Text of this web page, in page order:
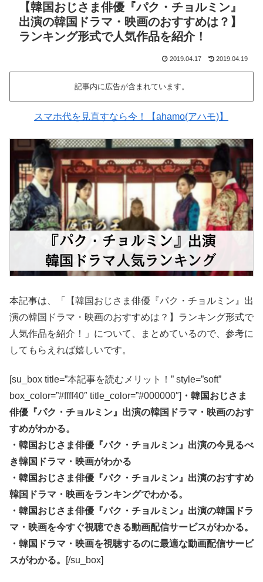
【韓国おじさま俳優『パク・チョルミン』
出演の韓国ドラマ・映画のおすすめは？】
ランキング形式で人気作品を紹介！
2019.04.17 2019.04.19
記事内に広告が含まれています。
スマホ代を見直すなら今！【ahamo(アハモ)】
本記事は、「【韓国おじさま俳優『パク・チョルミン』出
演の韓国ドラマ・映画のおすすめは？】ランキング形式で
人気作品を紹介！」について、まとめているので、参考に
してもらえれば嬉しいです。
[su_box title=”本記事を読むメリット！” style=”soft”
box_color=”#ffff40″ title_color=”#000000″] ・韓国おじさま
俳優『パク・チョルミン』出演の韓国ドラマ・映画のおす
すめがわかる。
・韓国おじさま俳優『パク・チョルミン』出演の今見るべ
き韓国ドラマ・映画がわかる
・韓国おじさま俳優『パク・チョルミン』出演のおすすめ
韓国ドラマ・映画をランキングでわかる。
・韓国おじさま俳優『パク・チョルミン』出演の韓国ドラ
マ・映画を今すぐ視聴できる動画配信サービスがわかる。
・韓国ドラマ・映画を視聴するのに最適な動画配信サービ
スがわかる。
[/su_box]